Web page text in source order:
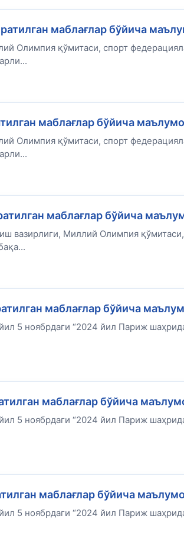
маблағлар бўйича
Олимпия қўмитаси, спорт
маблағлар бўйича
Олимпия қўмитаси, спорт
маблағлар бўйича
вазирлиги, Миллий Олимпия
маблағлар бўйича
5 ноябрдаги “2024 йил Париж
маблағлар бўйича
5 ноябрдаги “2024 йил Париж
маблағлар бўйича
5 ноябрдаги “2024 йил Париж